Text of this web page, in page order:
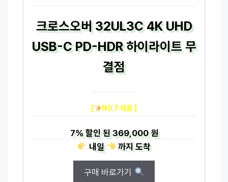
크로스오버 32UL3C 4K UHD
USB-C PD-HDR 하이라이트 무
결점
[ NO.7 제품 ]
7%할인 된369,000 원
내일
까지도착
구매 바로가기